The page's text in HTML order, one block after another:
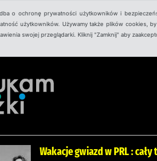
o ochronę prywatności użytkowników i
użytkowników. Używamy także plików cookies,
swojej przeglądarki. Kliknij "Zamknij" aby
Wakacje gwiazd w PRL : cały